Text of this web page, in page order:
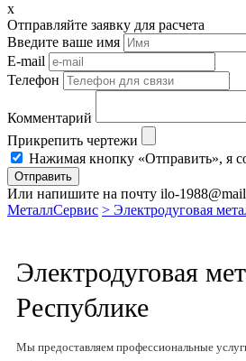
x
Отправляйте заявку для расчета
Введите ваше имя
E-mail
Телефон
Комментарий
Прикрепить чертежи
Нажимая кнопку «Отправить», я
Отправить
Или напишите на почту ilo-
МеталлСервис > Электродуговая
Электродуговая
Республике
Мы предоставляем профессиональные